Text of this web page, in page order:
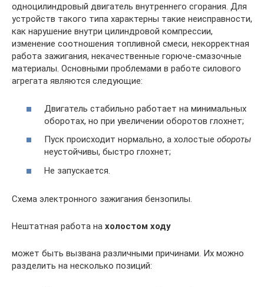
одноцилиндровый двигатель внутреннего сгорания. Для
устройств такого типа характерны такие неисправности,
как нарушение внутри цилиндровой компрессии,
изменение соотношения топливной смеси, некорректная
работа зажигания, некачественные горюче-смазочные
материалы. Основными проблемами в работе силового
агрегата являются следующие:
Двигатель стабильно работает на минимальных
оборотах, но при увеличении оборотов глохнет;
Пуск происходит нормально, а холостые обороты
неустойчивы, быстро глохнет;
Не запускается.
Схема электронного зажигания бензопилы.
Нештатная работа на холостом ходу
может быть вызвана различными причинами. Их можно
разделить на несколько позиций: